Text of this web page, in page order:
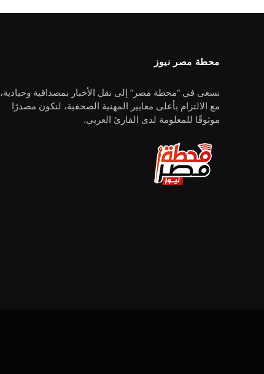
محطة مصر نيوز
نسعى في “محطة مصر” إلى نقل الأخبار بمصداقية وحيادية،
مع الالتزام بأعلى معايير المهنية الصحفية، لنكون مصدرًا
موثوقًا للمعلومة لدى القارئ العربي.